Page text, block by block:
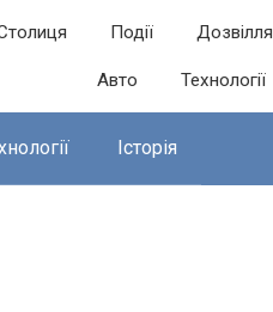
Події Дозвілля
Авто Технології
Історія